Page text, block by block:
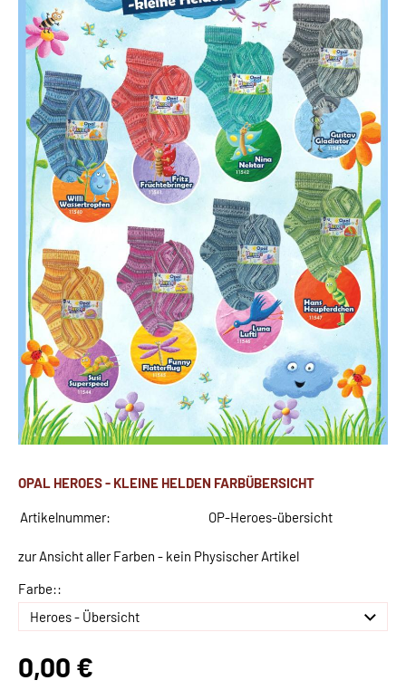
OPAL HEROES - KLEINE HELDEN FARBÜBERSICHT
Artikelnummer: OP-Heroes-übersicht
zur Ansicht aller Farben - kein Physischer Artikel
Farbe::
0,00 €